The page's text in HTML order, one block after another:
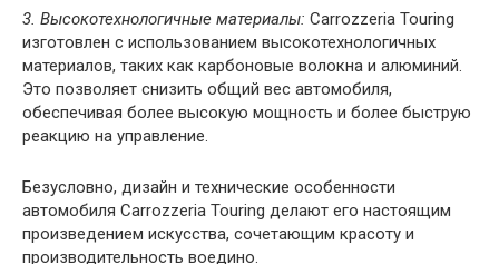
3. Высокотехнологичные материалы: Carrozzeria Touring
изготовлен с использованием высокотехнологичных
материалов, таких как карбоновые волокна и алюминий.
Это позволяет снизить общий вес автомобиля,
обеспечивая более высокую мощность и более быструю
реакцию на управление.
Безусловно, дизайн и технические особенности
автомобиля Carrozzeria Touring делают его настоящим
произведением искусства, сочетающим красоту и
производительность воедино.